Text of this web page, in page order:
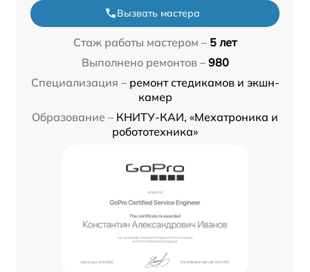
Вызвать мастера
Стаж работы мастером – 5 лет
Выполнено ремонтов – 980
Специализация – ремонт стедикамов и экшн-
камер
Образование – КНИТУ-КАИ, «Мехатроника и
робототехника»